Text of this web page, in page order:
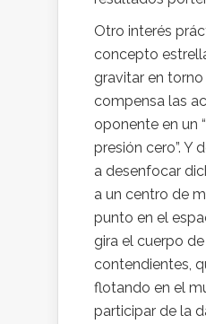
Otro interés
concepto
gravitar en torno
compensa las
oponente en un
presión cero”. Y
a desenfocar
a un centro de
punto en el
gira el cuerpo
contendientes,
flotando en el
participar de la